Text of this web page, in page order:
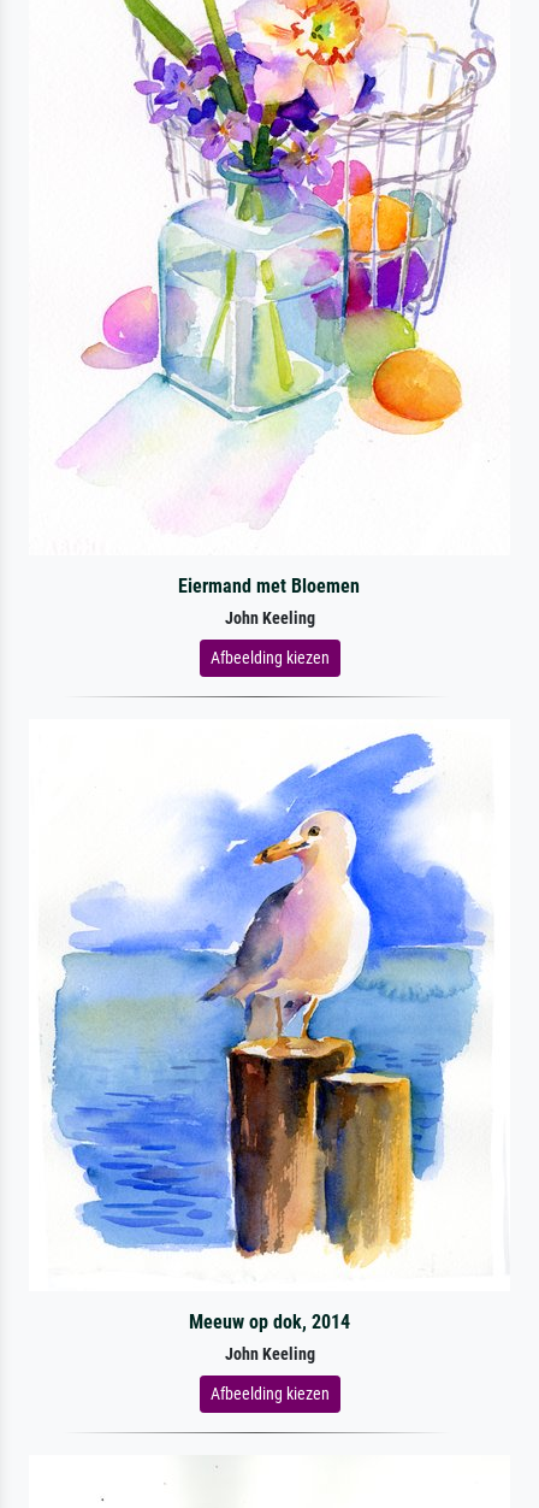
Eiermand met Bloemen
John Keeling
Afbeelding kiezen
Meeuw op dok, 2014
John Keeling
Afbeelding kiezen